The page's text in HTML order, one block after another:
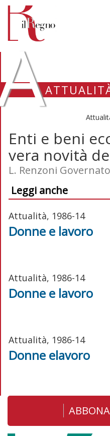
Enti e beni
vera novità
L. Renzoni
Leggi anche
Attualità, 1986-14
Donne e lavoro
Attualità, 1986-14
Donne e lavoro
Attualità, 1986-14
Donne elavoro